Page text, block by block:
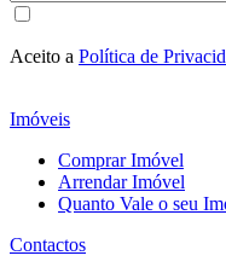
Aceito a Política de
Imóveis
Comprar Imóvel
Arrendar Imóvel
Quanto Vale o seu
Contactos